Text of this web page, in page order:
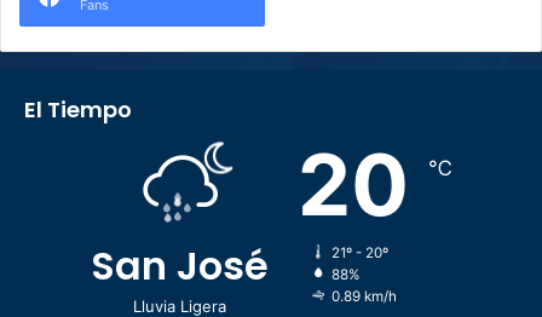
Fans
El Tiempo
San José
Lluvia Ligera
20 ℃
21º - 20º
88%
0.89 km/h